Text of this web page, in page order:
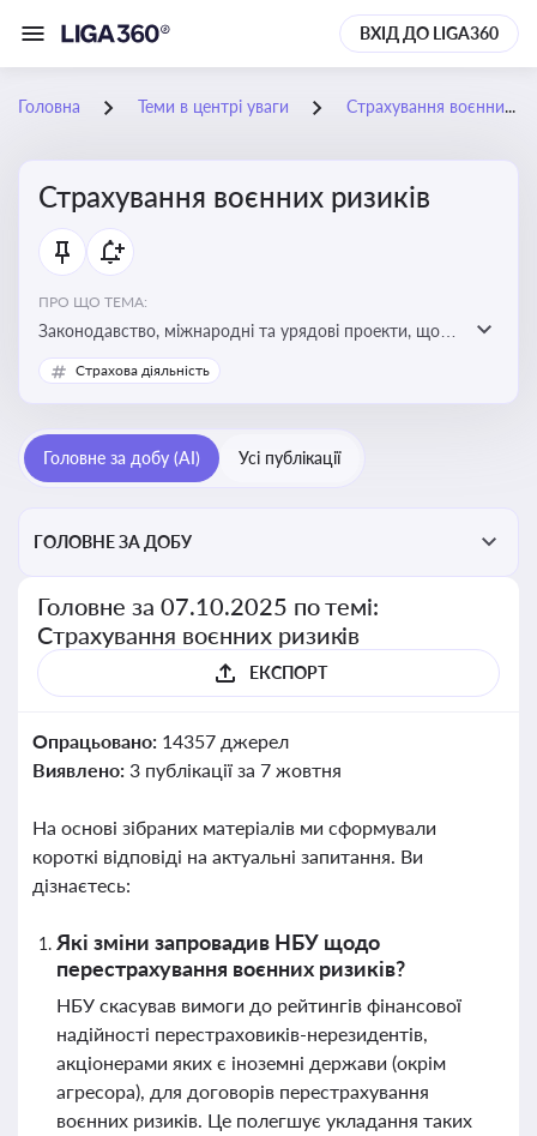
ВХІД ДО LIGA360
Головна Теми в центрі уваги Страхування воєнних ризиків
Страхування воєнних ризиків
ПРО ЩО ТЕМА:
Законодавство, міжнародні та урядові проекти, що
визначають та знижують воєнні ризики для власників
майна, боржників та кредиторів
Страхова діяльність
Головне за добу (AI) Усі публікації
ГОЛОВНЕ ЗА ДОБУ
Головне за 07.10.2025 по темі:
Страхування воєнних ризиків
ЕКСПОРТ
Опрацьовано: 14357 джерел
Виявлено: 3 публікації за 7 жовтня
На основі зібраних матеріалів ми сформували
короткі відповіді на актуальні запитання. Ви
дізнаєтесь:
Які зміни запровадив НБУ щодо
перестрахування воєнних ризиків?
НБУ скасував вимоги до рейтингів фінансової
надійності перестраховиків-нерезидентів,
акціонерами яких є іноземні держави (окрім
агресора), для договорів перестрахування
воєнних ризиків. Це полегшує укладання таких